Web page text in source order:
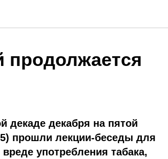
продолжается
декаде декабря на пятой
прошли лекции-беседы для
употребления табака,